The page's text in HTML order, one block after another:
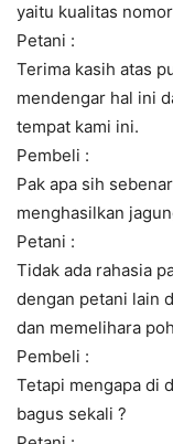
yaitu kualitas
Petani :
Terima kasih atas
mendengar hal ini
tempat kami ini.
Pembeli :
Pak apa sih
menghasilkan
Petani :
Tidak ada rahasia
dengan petani lain
dan memelihara
Pembeli :
Tetapi mengapa di
bagus sekali ?